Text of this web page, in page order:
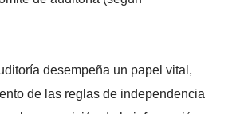
desempeña un papel vital,
de las reglas de independencia